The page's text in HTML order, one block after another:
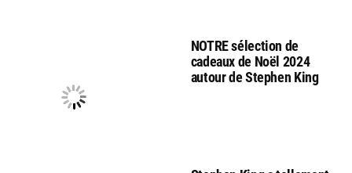
NOTRE sélection de
cadeaux de Noël 2024
autour de Stephen King